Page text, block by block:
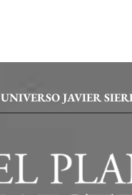
UNIVERSO JAVIER